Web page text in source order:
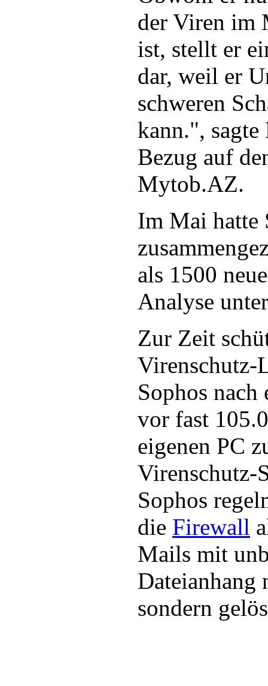
der Viren im
ist, stellt er
dar, weil er
schweren
kann.",
Bezug auf
Mytob.AZ.
Im Mai hatte
als 1500
Analyse
Zur Zeit
Virenschutz-
Sophos nach
vor fast
eigenen PC
Virenschutz-
Sophos
die Firewall
Mails mit
Dateianhang
sondern